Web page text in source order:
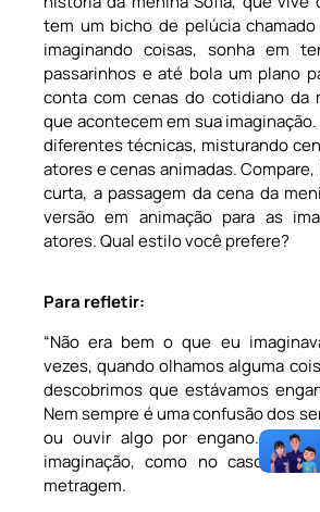
tem um bicho de pelúcia chamado
imaginando coisas, sonha em
passarinhos e até bola um plano
conta com cenas do cotidiano da
que acontecem em sua
diferentes técnicas, misturando
atores e cenas animadas.
curta, a passagem da cena da
versão em animação para as
atores. Qual estilo você prefere?
Para refletir:
“Não era bem o que eu
vezes, quando olhamos alguma
descobrimos que estávamos
Nem sempre é uma confusão dos
ou ouvir algo por engano.
imaginação, como no caso da
metragem.